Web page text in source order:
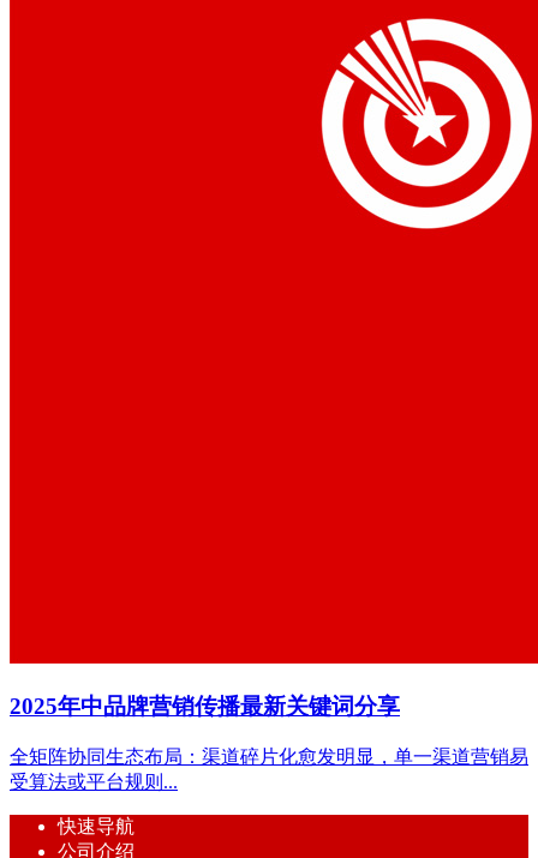
​2025年中品牌营销传播最新关键词分享
全矩阵协同生态布局：渠道碎片化愈发明显，单一渠道营销易
受算法或平台规则...
快速导航
公司介绍